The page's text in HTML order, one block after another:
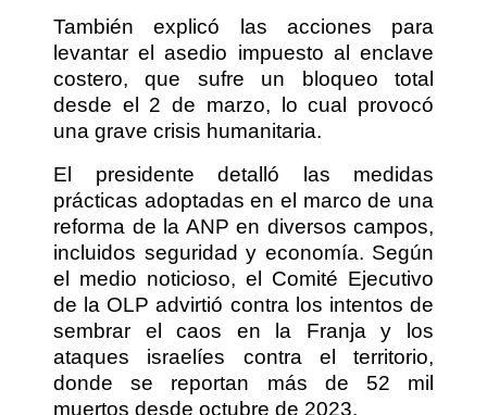
También explicó las acciones para
levantar el asedio impuesto al enclave
costero, que sufre un bloqueo total
desde el 2 de marzo, lo cual provocó
una grave crisis humanitaria.
El presidente detalló las medidas
prácticas adoptadas en el marco de una
reforma de la ANP en diversos campos,
incluidos seguridad y economía. Según
el medio noticioso, el Comité Ejecutivo
de la OLP advirtió contra los intentos de
sembrar el caos en la Franja y los
ataques israelíes contra el territorio,
donde se reportan más de 52 mil
muertos desde octubre de 2023.